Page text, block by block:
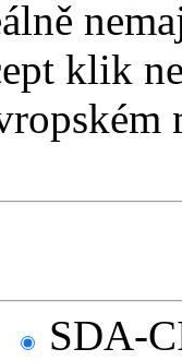
klik
SDA-